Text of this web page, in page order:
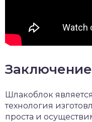
Заключение
Шлакоблок
технология
проста и